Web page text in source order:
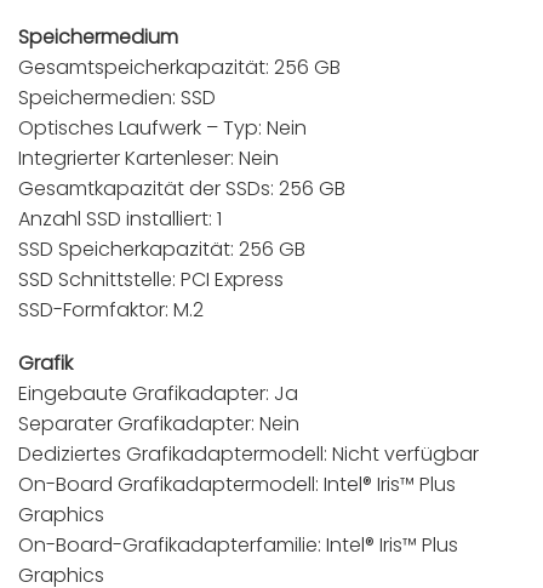
Speichermedium
Gesamtspeicherkapazität: 256 GB
Speichermedien: SSD
Optisches Laufwerk – Typ: Nein
Integrierter Kartenleser: Nein
Gesamtkapazität der SSDs: 256 GB
Anzahl SSD installiert: 1
SSD Speicherkapazität: 256 GB
SSD Schnittstelle: PCI Express
SSD-Formfaktor: M.2
Grafik
Eingebaute Grafikadapter: Ja
Separater Grafikadapter: Nein
Dediziertes Grafikadaptermodell: Nicht verfügbar
On-Board Grafikadaptermodell: Intel® Iris™ Plus
Graphics
On-Board-Grafikadapterfamilie: Intel® Iris™ Plus
Graphics